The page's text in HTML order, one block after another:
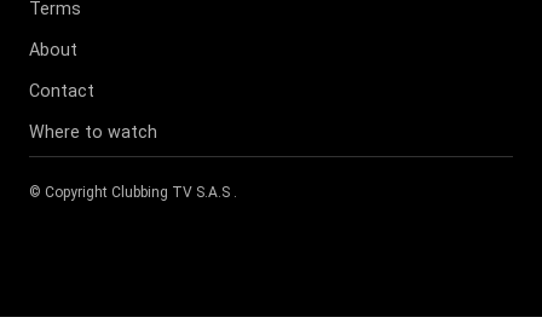
Terms
About
Contact
Where to watch
© Copyright Clubbing TV S.A.S .